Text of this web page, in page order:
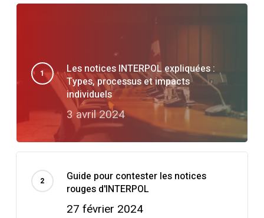
Les notices INTERPOL expliquées :
Types, processus et impacts
individuels
3 avril 2024
Guide pour contester les notices
rouges d'INTERPOL
27 février 2024